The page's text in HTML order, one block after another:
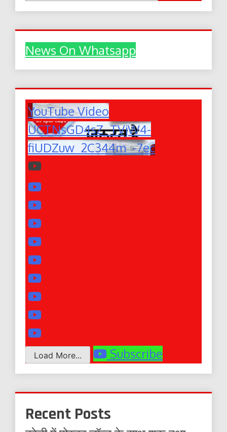
News On Whatsapp
YouTube Video
UCTNsGD4sZ_TVjW4-
fiUDZuw_2C344m_-7ec
Load More... Subscribe
Recent Posts